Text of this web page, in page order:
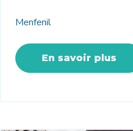
Menfenil
En savoir plus